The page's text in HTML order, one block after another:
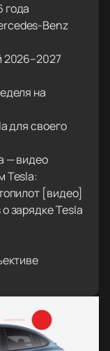
года
Benz
2026–2027
на
для своего
— видео
Tesla:
[видео]
зарядке Tesla